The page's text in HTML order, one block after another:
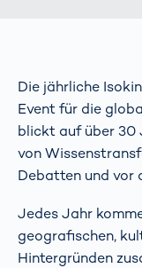
Die jährliche
Event für die
blickt auf über 30
von
Debatten und vor
Jedes Jahr
geografischen,
Hintergründen